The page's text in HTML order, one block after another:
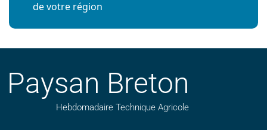
de votre région
Paysan Breton
Hebdomadaire Technique Agricole